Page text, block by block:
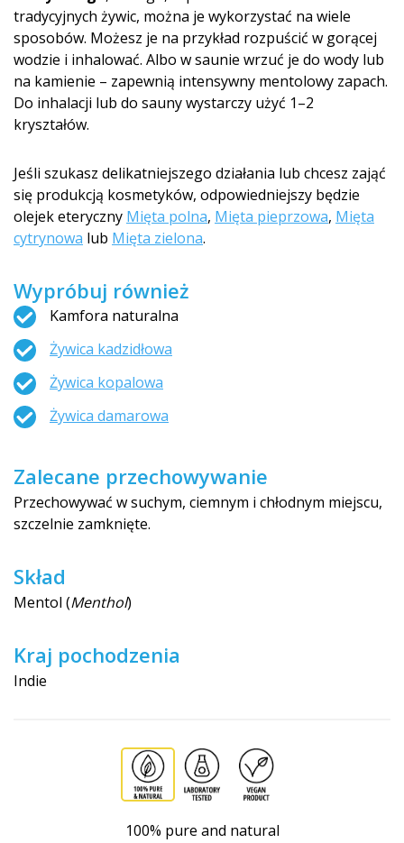
tradycyjnych żywic, można je wykorzystać na wiele
sposobów. Możesz je na przykład rozpuścić w gorącej
wodzie i inhalować. Albo w saunie wrzuć je do wody lub
na kamienie – zapewnią intensywny mentolowy zapach.
Do inhalacji lub do sauny wystarczy użyć 1–2
kryształów.
Jeśli szukasz delikatniejszego działania lub chcesz zająć
się produkcją kosmetyków, odpowiedniejszy będzie
olejek eteryczny Mięta polna, Mięta pieprzowa, Mięta
cytrynowa lub Mięta zielona.
Wypróbuj również
Kamfora naturalna
Żywica kadzidłowa
Żywica kopalowa
Żywica damarowa
Zalecane przechowywanie
Przechowywać w suchym, ciemnym i chłodnym miejscu,
szczelnie zamknięte.
Skład
Mentol (Menthol)
Kraj pochodzenia
Indie
100% pure and natural